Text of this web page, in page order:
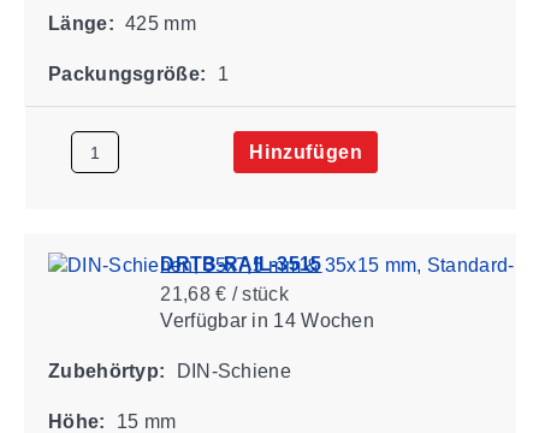
Länge: 425 mm
Packungsgröße: 1
Hinzufügen
DRTB-RAIL-3515
21,68 € / stück
Verfügbarin 14 Wochen
Zubehörtyp: DIN-Schiene
Höhe: 15 mm